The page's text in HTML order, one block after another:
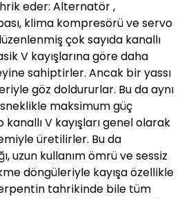
eder: Alternatör ,
klima kompresörü ve servo
çok sayıda kanallı
V kayışlarına göre daha
sahiptirler. Ancak bir yassı
göz doldururlar. Bu da aynı
maksimum güç
kanallı V kayışları genel olarak
üretilirler. Bu da
uzun kullanım ömrü ve sessiz
döngüleriyle kayışa özellikle
tahrikinde bile tüm